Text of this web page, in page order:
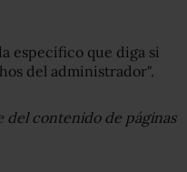
específico que diga si
del administrador".
del contenido de páginas